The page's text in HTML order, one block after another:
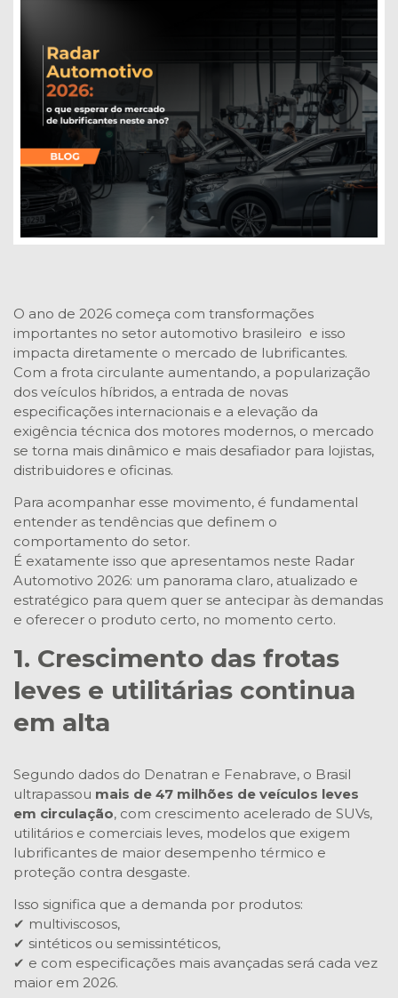
O ano de 2026 começa com transformações
importantes no setor automotivo brasileiro e isso
impacta diretamente o mercado de lubrificantes.
Com a frota circulante aumentando, a popularização
dos veículos híbridos, a entrada de novas
especificações internacionais e a elevação da
exigência técnica dos motores modernos, o mercado
se torna mais dinâmico e mais desafiador para lojistas,
distribuidores e oficinas.
Para acompanhar esse movimento, é fundamental
entender as tendências que definem o
comportamento do setor.
É exatamente isso que apresentamos neste Radar
Automotivo 2026: um panorama claro, atualizado e
estratégico para quem quer se antecipar às demandas
e oferecer o produto certo, no momento certo.
1. Crescimento das frotas
leves e utilitárias continua
em alta
Segundo dados do Denatran e Fenabrave, o Brasil
ultrapassou mais de 47 milhões de veículos leves
em circulação, com crescimento acelerado de SUVs,
utilitários e comerciais leves, modelos que exigem
lubrificantes de maior desempenho térmico e
proteção contra desgaste.
Isso significa que a demanda por produtos:
✔ multiviscosos,
✔ sintéticos ou semissintéticos,
✔ e com especificações mais avançadas será cada vez
maior em 2026.